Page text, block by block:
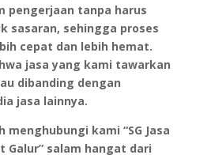
pengerjaan tanpa harus
sasaran, sehingga proses
cepat dan lebih hemat.
jasa yang kami tawarkan
dibanding dengan
jasa lainnya.
menghubungi kami “SG Jasa
Galur” salam hangat dari